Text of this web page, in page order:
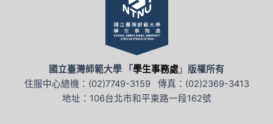
國立臺灣師範大學 「學生事務處 」 版權所有
住服中心總機：(02)7749-3159 傳真：(02)2369-3413
地址：106台北市和平東路一段162號